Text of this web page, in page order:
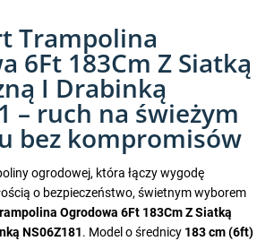
Trampolina
6Ft 183Cm Z Siatką
I Drabinką
– ruch na świeżym
bez kompromisów
ogrodowej, która łączy wygodę
o bezpieczeństwo, świetnym wyborem
Ogrodowa 6Ft 183Cm Z Siatką
NS06Z181. Model o średnicy 183 cm (6ft)